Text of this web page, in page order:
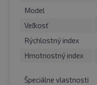
Model
Veľkosť
Rýchlostný index
Hmotnostný index
Špeciálne vlastnosti